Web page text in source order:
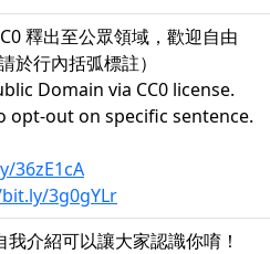
釋出至公眾領域，歡迎自由
於行內括弧標註）
Domain via CC0 license.
opt-out on specific sentence.
36zE1cA
3g0gYLr
介紹可以讓大家認識你唷！